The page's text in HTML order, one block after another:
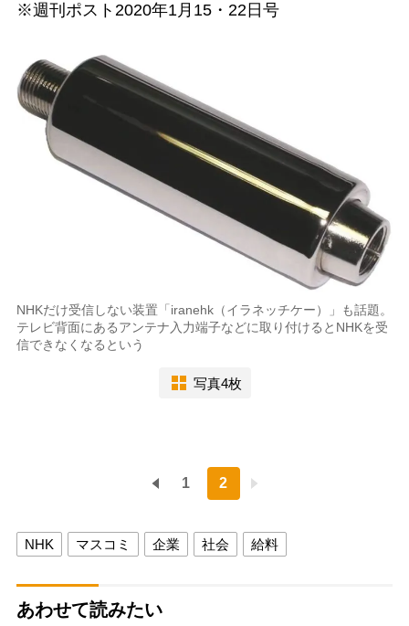
※週刊ポスト2020年1月15・22日号
NHKだけ受信しない装置「iranehk（イラネッチケー）」も話題。
テレビ背面にあるアンテナ入力端子などに取り付けるとNHKを受
信できなくなるという
写真4枚
1 2
NHK マスコミ 企業 社会 給料
あわせて読みたい